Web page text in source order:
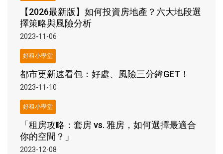
【2026最新版】如何投資房地產？六大地段選
擇策略與風險分析
2023-11-06
好租小學堂
都市更新速看包：好處、風險三分鐘GET！
2023-11-10
好租小學堂
「租房攻略：套房 vs. 雅房，如何選擇最適合
你的空間？」
2023-12-08